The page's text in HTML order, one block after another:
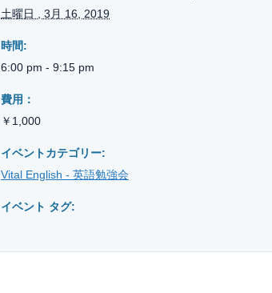
土曜日 , 3月 16, 2019
時間:
6:00 pm - 9:15 pm
費用：
￥1,000
イベントカテゴリー:
Vital English - 英語勉強会
イベント タグ: